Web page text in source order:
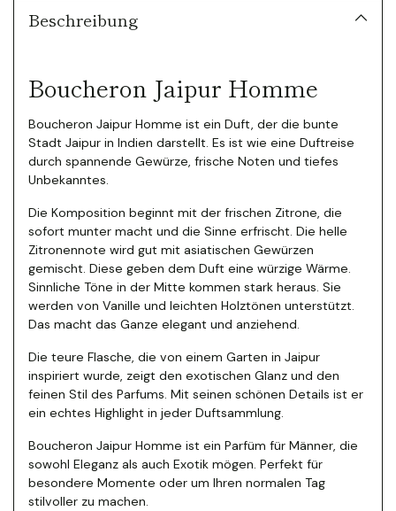
legen
Beschreibung
Boucheron Jaipur Homme
Boucheron Jaipur Homme ist ein Duft, der die bunte
Stadt Jaipur in Indien darstellt. Es ist wie eine Duftreise
durch spannende Gewürze, frische Noten und tiefes
Unbekanntes.
Die Komposition beginnt mit der frischen Zitrone, die
sofort munter macht und die Sinne erfrischt. Die helle
Zitronennote wird gut mit asiatischen Gewürzen
gemischt. Diese geben dem Duft eine würzige Wärme.
Sinnliche Töne in der Mitte kommen stark heraus. Sie
werden von Vanille und leichten Holztönen unterstützt.
Das macht das Ganze elegant und anziehend.
Die teure Flasche, die von einem Garten in Jaipur
inspiriert wurde, zeigt den exotischen Glanz und den
feinen Stil des Parfums. Mit seinen schönen Details ist er
ein echtes Highlight in jeder Duftsammlung.
Boucheron Jaipur Homme ist ein Parfüm für Männer, die
sowohl Eleganz als auch Exotik mögen. Perfekt für
besondere Momente oder um Ihren normalen Tag
stilvoller zu machen.